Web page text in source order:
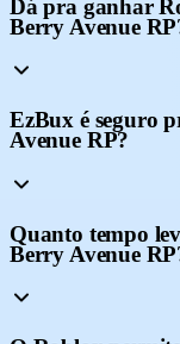
Dá pra ganhar
Berry Avenue
EzBux é seguro
Avenue RP?
Quanto tempo
Berry Avenue